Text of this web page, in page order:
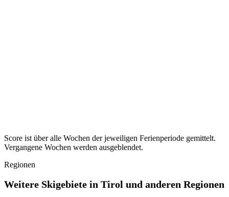
Score ist über alle Wochen der jeweiligen Ferienperiode gemittelt.
Vergangene Wochen werden ausgeblendet.
Regionen
Weitere Skigebiete in Tirol und anderen Regionen